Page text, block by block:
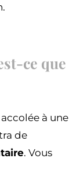
ce que
à une
de
. Vous